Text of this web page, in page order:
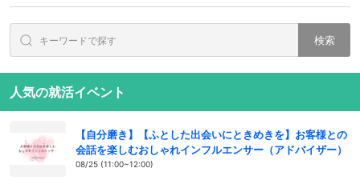
検索
人気の就活イベント
【自分磨き】【ふとした出会いにときめきを】お客様との
会話を楽しむおしゃれインフルエンサー（アドバイザー）
08/25 (11:00~12:00)